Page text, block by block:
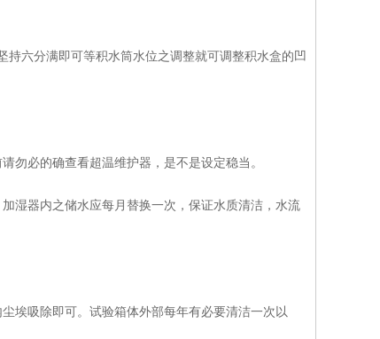
六分满即可等积水筒水位之调整就可调整积水盒的凹
勿必的确查看超温维护器，是不是设定稳当。
湿器内之储水应每月替换一次，保证水质清洁，水流
埃吸除即可。试验箱体外部每年有必要清洁一次以